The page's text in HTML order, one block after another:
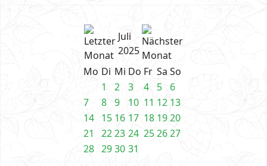
Juli
2025
Mo Di Mi Do Fr Sa So
1
2 3 4 5
6
7
8 9 10 11 12 13
14 15 16 17 18 1920
21
2223 24 252627
28 2930 31